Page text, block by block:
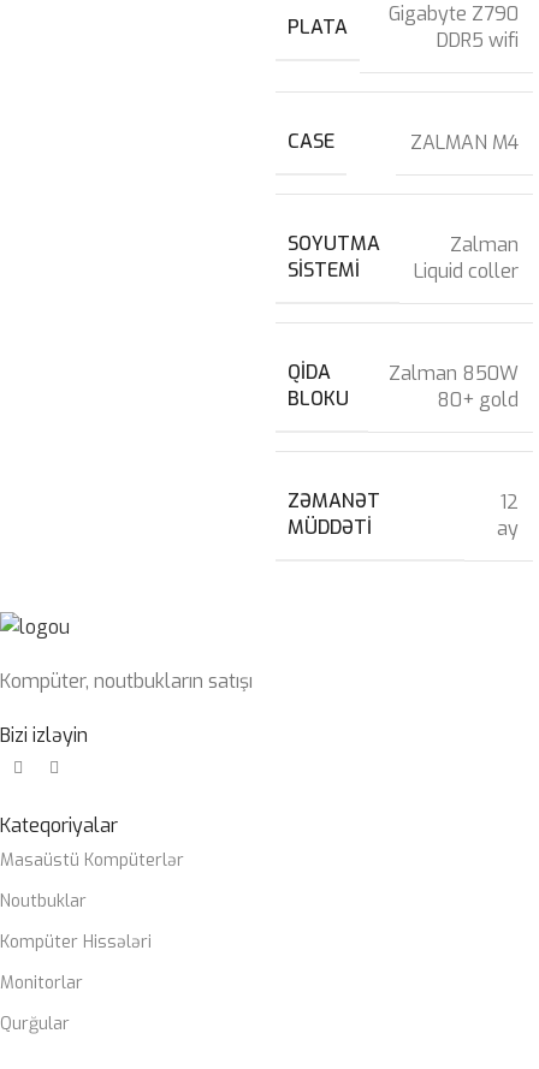
PLATA
Gigabyte Z790
DDR5 wifi
CASE ZALMAN M4
SOYUTMA
SISTEMI
Zalman
Liquid coller
QIDA
BLOKU
Zalman 850W
80+ gold
ZƏMANƏT
MÜDDƏTI
12
ay
Kompüter, noutbukların satışı
Bizi izləyin
Kateqoriyalar
Masaüstü Kompüterlər
Noutbuklar
Kompüter Hissələri
Monitorlar
Qurğular